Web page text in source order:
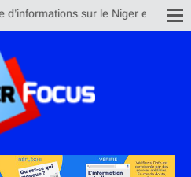
sur le Niger et le